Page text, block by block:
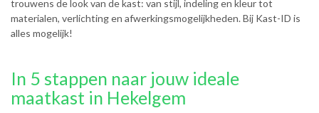
trouwens de look van de kast: van stijl, indeling en kleur tot
materialen, verlichting en afwerkingsmogelijkheden. Bij Kast-ID is
alles mogelijk!
In 5 stappen naar jouw ideale
maatkast in Hekelgem